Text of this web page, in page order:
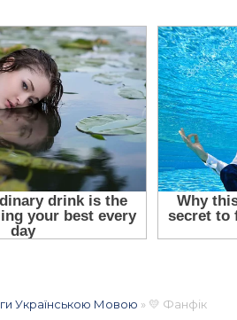
Українською Мовою » 💛 Фанфік